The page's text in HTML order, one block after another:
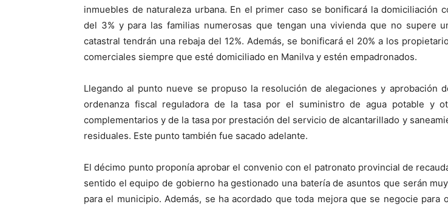
inmuebles de naturaleza urbana. En el primer caso se bonificará la domiciliación
del 3% y para las familias numerosas que tengan una vivienda que no supere
catastral tendrán una rebaja del 12%. Además, se bonificará el 20% a los
comerciales siempre que esté domiciliado en Manilva y estén empadronados.
Llegando al punto nueve se propuso la resolución de alegaciones y aprobación
ordenanza fiscal reguladora de la tasa por el suministro de agua potable y
complementarios y de la tasa por prestación del servicio de alcantarillado y
residuales. Este punto también fue sacado adelante.
El décimo punto proponía aprobar el convenio con el patronato provincial de
sentido el equipo de gobierno ha gestionado una batería de asuntos que serán
para el municipio. Además, se ha acordado que toda mejora que se negocie para